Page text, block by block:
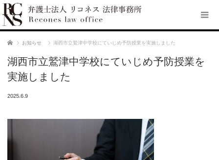
ホーム お知らせ 湖西市立鷲津中学校にていじめ予防授業を実施しました
湖西市立鷲津中学校にていじめ予防授業を
実施しました
2025.6.9